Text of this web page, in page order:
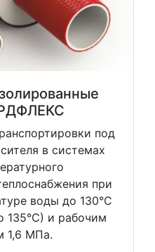
под
в системах
при
воды до 130°C
135°C) и рабочим
1,6 МПа.